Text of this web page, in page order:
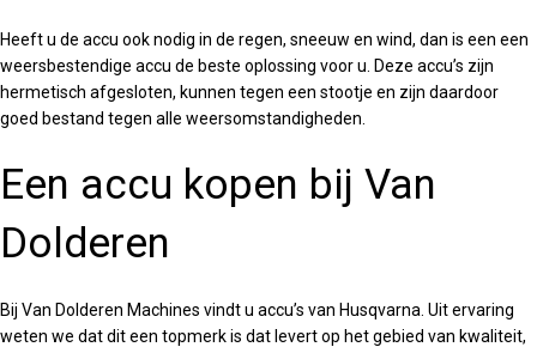
Heeft u de accu ook nodig in de regen, sneeuw en wind, dan is een een
weersbestendige accu de beste oplossing voor u. Deze accu’s zijn
hermetisch afgesloten, kunnen tegen een stootje en zijn daardoor
goed bestand tegen alle weersomstandigheden.
Een accu kopen bij Van
Dolderen
Bij Van Dolderen Machines vindt u accu’s van Husqvarna. Uit ervaring
weten we dat dit een topmerk is dat levert op het gebied van kwaliteit,